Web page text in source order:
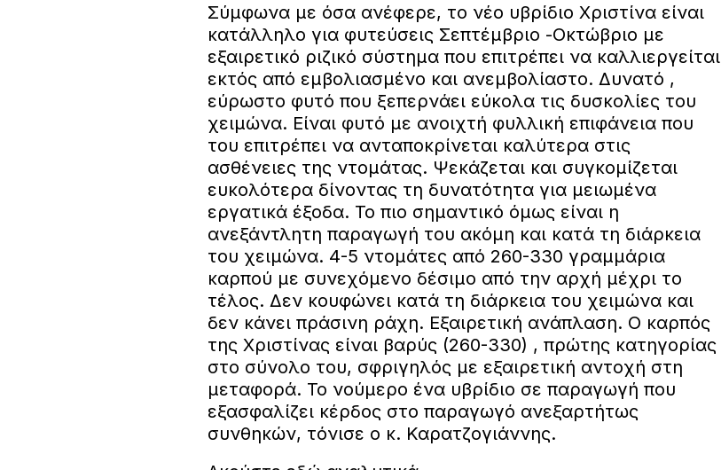
Σύμφωνα με όσα ανέφερε, το νέο υβρίδιο Χριστίνα είναι
κατάλληλο για φυτεύσεις Σεπτέμβριο -Οκτώβριο με
εξαιρετικό ριζικό σύστημα που επιτρέπει να καλλιεργείται
εκτός από εμβολιασμένο και ανεμβολίαστο. Δυνατό ,
εύρωστο φυτό που ξεπερνάει εύκολα τις δυσκολίες του
χειμώνα. Είναι φυτό με ανοιχτή φυλλική επιφάνεια που
του επιτρέπει να ανταποκρίνεται καλύτερα στις
ασθένειες της ντομάτας. Ψεκάζεται και συγκομίζεται
ευκολότερα δίνοντας τη δυνατότητα για μειωμένα
εργατικά έξοδα. Το πιο σημαντικό όμως είναι η
ανεξάντλητη παραγωγή του ακόμη και κατά τη διάρκεια
του χειμώνα. 4-5 ντομάτες από 260-330 γραμμάρια
καρπού με συνεχόμενο δέσιμο από την αρχή μέχρι το
τέλος. Δεν κουφώνει κατά τη διάρκεια του χειμώνα και
δεν κάνει πράσινη ράχη. Εξαιρετική ανάπλαση. Ο καρπός
της Χριστίνας είναι βαρύς (260-330) , πρώτης κατηγορίας
στο σύνολο του, σφριγηλός με εξαιρετική αντοχή στη
μεταφορά. Το νούμερο ένα υβρίδιο σε παραγωγή που
εξασφαλίζει κέρδος στο παραγωγό ανεξαρτήτως
συνθηκών, τόνισε ο κ. Καρατζογιάννης.